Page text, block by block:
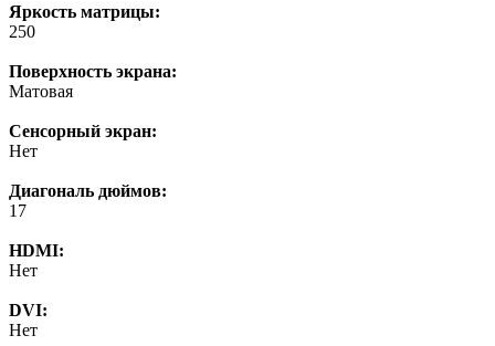
Яркость матрицы:
250
Поверхность экрана:
Матовая
Сенсорный экран:
Нет
Диагональ дюймов:
17
HDMI:
Нет
DVI:
Нет